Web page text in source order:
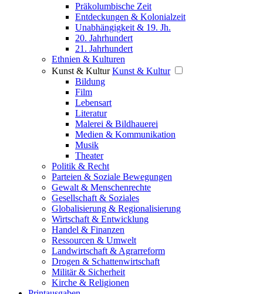
Präkolumbische Zeit
Entdeckungen & Kolonialzeit
Unabhängigkeit & 19. Jh.
20. Jahrhundert
21. Jahrhundert
Ethnien & Kulturen
Kunst & Kultur Kunst & Kultur
Bildung
Film
Lebensart
Literatur
Malerei & Bildhauerei
Medien & Kommunikation
Musik
Theater
Politik & Recht
Parteien & Soziale Bewegungen
Gewalt & Menschenrechte
Gesellschaft & Soziales
Globalisierung & Regionalisierung
Wirtschaft & Entwicklung
Handel & Finanzen
Ressourcen & Umwelt
Landwirtschaft & Agrarreform
Drogen & Schattenwirtschaft
Militär & Sicherheit
Kirche & Religionen